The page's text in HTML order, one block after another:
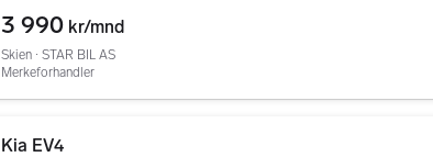
3 990 kr/mnd
Skien ∙ STAR BIL AS
Merkeforhandler
Kia EV4